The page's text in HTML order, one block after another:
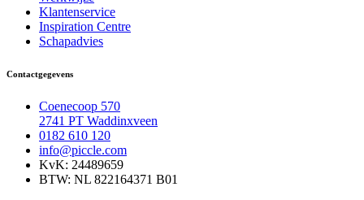
Klantenservice
Inspiration Centre
Schapadvies
Contactgegevens
Coenecoop 570
2741 PT Waddinxveen
0182 610 120
info@piccle.com
KvK: 24489659
BTW: NL 822164371 B01